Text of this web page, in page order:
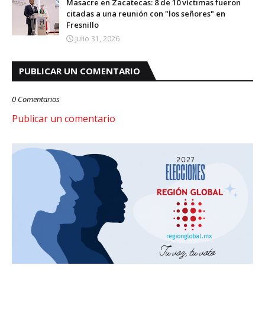
Masacre en Zacatecas: 8 de 10 víctimas fueron
citadas a una reunión con "los señores" en
Fresnillo
Julio 31, 2026
PUBLICAR UN COMENTARIO
0 Comentarios
Publicar un comentario